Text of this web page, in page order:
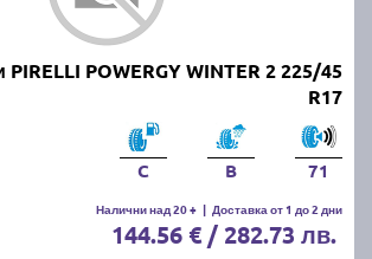
POWERGY WINTER 2 225/45
R17
C B 71
Налични над 20 + | Доставка от 1 до 2 дни
144.56 € / 282.73 лв.